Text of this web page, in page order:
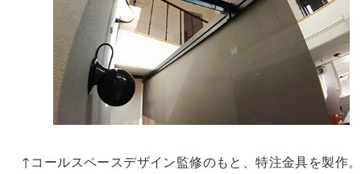
↑コールスペースデザイン監修のもと、特注金具を製作